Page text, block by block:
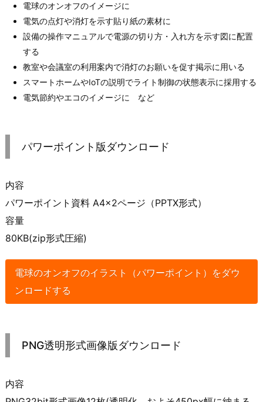
電球のオンオフのイメージに
電気の点灯や消灯を示す貼り紙の素材に
設備の操作マニュアルで電源の切り方・入れ方を示す図に配置
する
教室や会議室の利用案内で消灯のお願いを促す掲示に用いる
スマートホームやIoTの説明でライト制御の状態表示に採用する
電気節約やエコのイメージに など
パワーポイント版ダウンロード
内容
パワーポイント資料 A4×2ページ（PPTX形式）
容量
80KB(zip形式圧縮)
電球のオンオフのイラスト（パワーポイント）をダウ
ンロードする
PNG透明形式画像版ダウンロード
内容